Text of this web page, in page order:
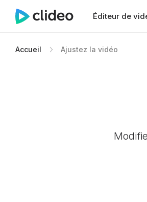
Éditeur de
Accueil Ajustez la vidéo